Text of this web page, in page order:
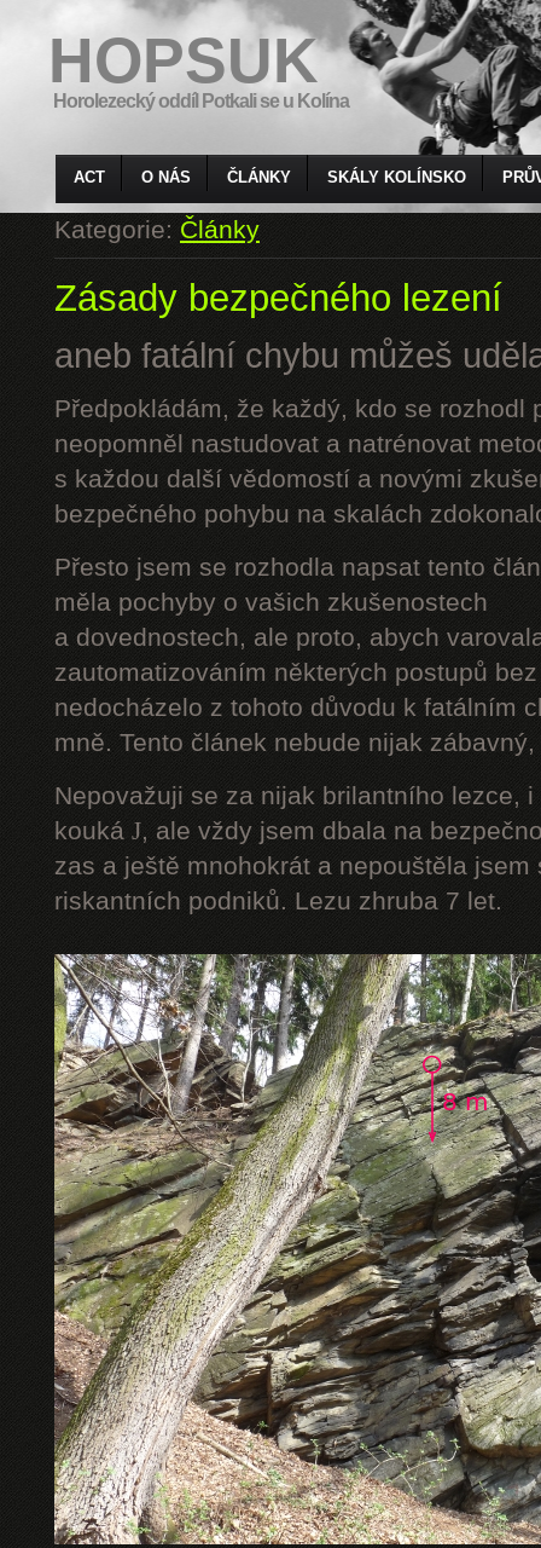
HOPSUK
Horolezecký oddíl Potkali se u Kolína
ACT O NÁS ČLÁNKY SKÁLY KOLÍNSKO
Kategorie:Články
Zásady bezpečného lezení
aneb fatální chybu můžeš
Předpokládám, že každý, kdo se rozhodl
neopomněl nastudovat a natrénovat
s každou další vědomostí a novými
bezpečného pohybu na skalách
Přesto jsem se rozhodla napsat tento
měla pochyby o vašich zkušenostech
a dovednostech, ale proto, abych
zautomatizováním některých postupů
nedocházelo z tohoto důvodu k fatálním
mně. Tento článek nebude nijak
Nepovažuji se za nijak brilantního lezce,
kouká J, ale vždy jsem dbala na
zas a ještě mnohokrát a nepouštěla
riskantních podniků. Lezu zhruba 7 let.